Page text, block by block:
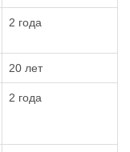
2 года
20 лет
2 года